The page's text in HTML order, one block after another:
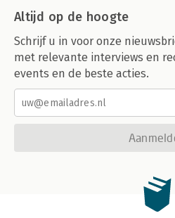
Altijd op de hoogte
Schrijf u in voor onze
met relevante interviews en
events en de beste acties.